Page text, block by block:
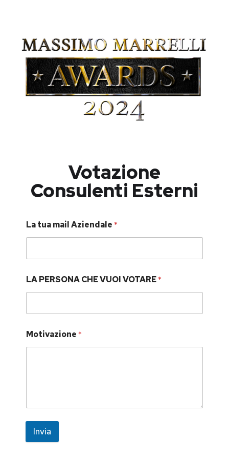
Votazione
Consulenti Esterni
La tua mail Aziendale*
LA PERSONA CHE VUOI VOTARE*
Motivazione*
Invia